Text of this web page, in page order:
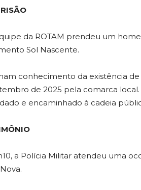
da ROTAM prendeu um
Sol Nascente.
conhecimento da existência
de 2025 pela comarca
e encaminhado à cadeia
a Polícia Militar atendeu uma